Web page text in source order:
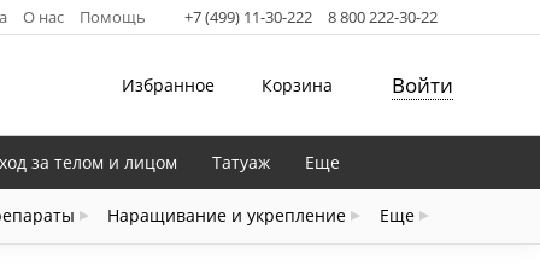
О нас Помощь +7 (499) 11-30-222 8 800 222-30-22
Избранное Корзина Войти
Наращивание и укрепление Еще
за телом и лицом Татуаж Еще